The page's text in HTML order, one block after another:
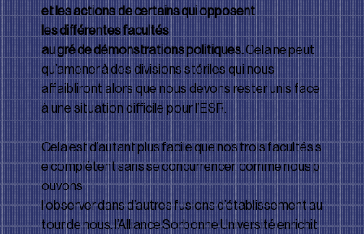
et les actions de certains qui opposent
les diﬀérentes facultés
au gré de démonstrations politiques. Cela ne peut
qu’amener à des divisions stériles qui nous
aﬀaibliront alors que nous devons rester unis face
à une situation diﬃcile pour l’ESR.
Cela est d’autant plus facile que nos trois facultés s
e complètent sans se concurrencer, comme nous p
ouvons
l’observer dans d’autres fusions d’établissement au
tour de nous. l’Alliance Sorbonne Université enrichit